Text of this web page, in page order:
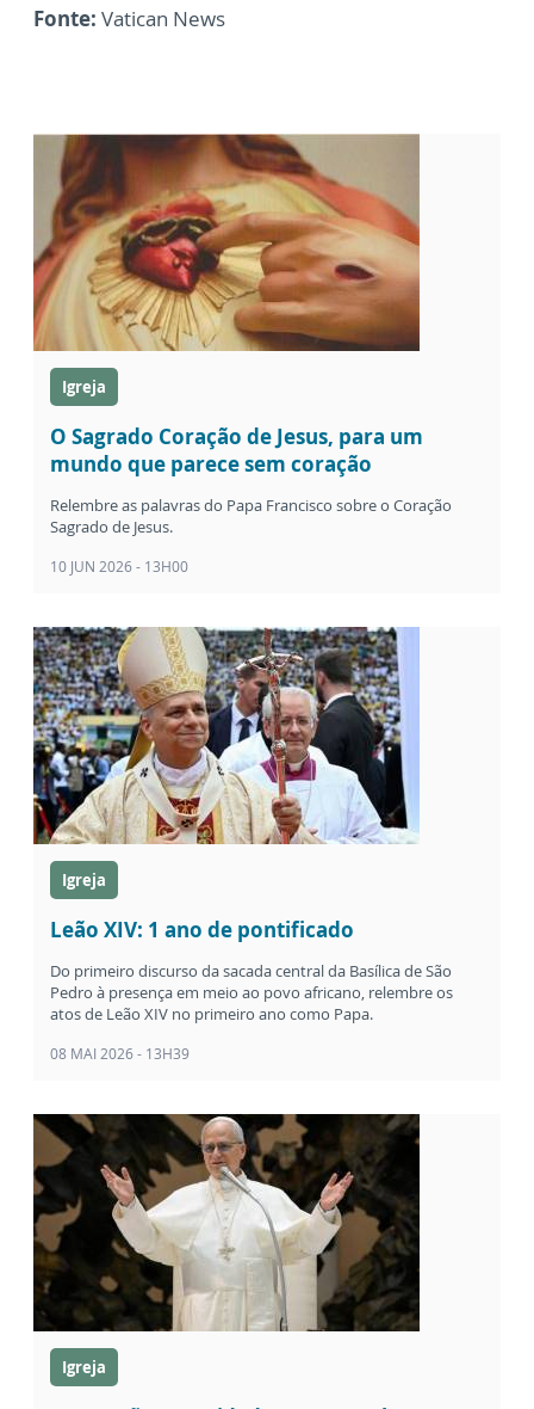
Fonte: Vatican News
Igreja
O Sagrado Coração de Jesus, para um
mundo que parece sem coração
Relembre as palavras do Papa Francisco sobre o Coração
Sagrado de Jesus.
10 JUN 2026 - 13H00
Igreja
Leão XIV: 1 ano de pontificado
Do primeiro discurso da sacada central da Basílica de São
Pedro à presença em meio ao povo africano, relembre os
atos de Leão XIV no primeiro ano como Papa.
08 MAI 2026 - 13H39
Igreja